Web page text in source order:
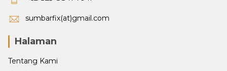
sumbarfix(at)gmail.com
Halaman
Tentang Kami